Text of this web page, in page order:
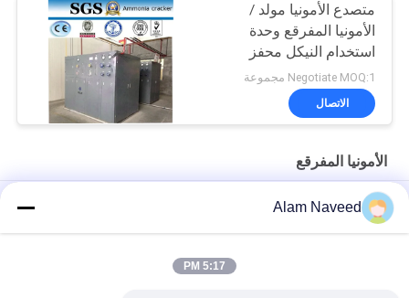
متصدع الأمونيا مولد /
الأمونيا المفرقع وحدة
استخدام النيكل محفز
Negotiate MOQ:1 مجموعة
الاتصال
الأمونيا المفرقع
مصنع كراكير الأمونيا إنتاج الهيدروجين، للخط العائم الزجاجي، صناعة
الصلبAlam Naveed
5:17 PM